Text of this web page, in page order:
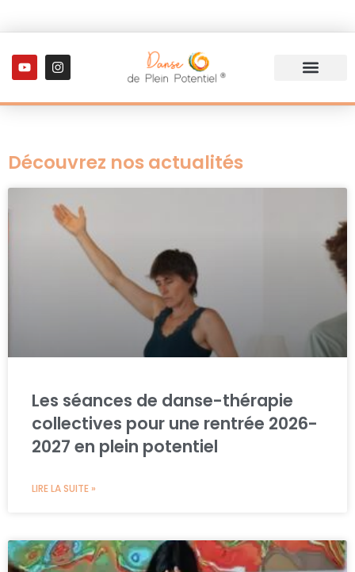
Découvrez nos actualités
Les séances de danse-thérapie
collectives pour une rentrée 2026-
2027 en plein potentiel
LIRE LA SUITE »